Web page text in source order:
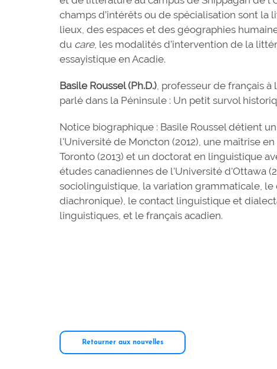
champs d’intérêts ou de spécialisation sont
lieux, des espaces et des géographies
du care, les modalités d’intervention de la
essayistique en Acadie.
Basile Roussel (Ph.D.), professeur de français à
parlé dans la Péninsule : Un petit survol
Notice biographique : Basile Roussel détient
l'Université de Moncton (2012), une maîtrise
Toronto (2013) et un doctorat en linguistique
études canadiennes de l'Université d'Ottawa
sociolinguistique, la variation grammaticale,
diachronique), le contact linguistique et
linguistiques, et le français acadien.
Retourner aux nouvelles